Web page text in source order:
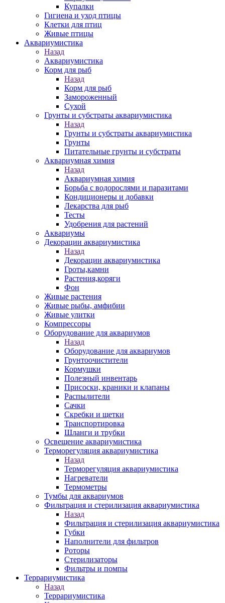
Купалки
Гигиена и уход птицы
Клетки для птиц
Живые птицы
Аквариумистика
Назад
Аквариумистика
Корм для рыб
Назад
Корм для рыб
Замороженный
Сухой
Грунты и субстраты аквариумистика
Назад
Грунты и субстраты аквариумистика
Грунты
Питательные грунты и субстраты
Аквариумная химия
Назад
Аквариумная химия
Борьба с водорослями и паразитами
Кондиционеры и добавки
Лекарства для рыб
Тесты
Удобрения для растений
Аквариумы
Декорации аквариумистика
Назад
Декорации аквариумистика
Гроты,камни
Растения,коряги
Фон
Живые растения
Живые рыбы, амфибии
Живые улитки
Компрессоры
Оборудование для аквариумов
Назад
Оборудование для аквариумов
Грунтоочистители
Кормушки
Полезный инвентарь
Присоски, краники и клапаны
Распылители
Сачки
Скребки и щетки
Транспортировка
Шланги и трубки
Освещение аквариумистика
Терморегуляция аквариумистика
Назад
Терморегуляция аквариумистика
Нагреватели
Термометры
Тумбы для аквариумов
Фильтрация и стерилизация аквариумистика
Назад
Фильтрация и стерилизация аквариумистика
Губки
Наполнители для фильтров
Роторы
Стерилизаторы
Фильтры и помпы
Террариумистика
Назад
Террариумистика